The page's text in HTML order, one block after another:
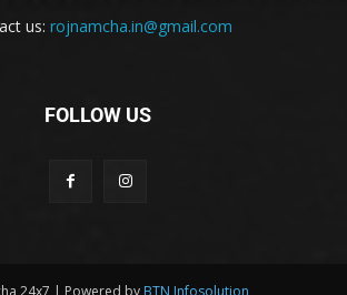
us: rojnamcha.in@gmail.com
FOLLOW US